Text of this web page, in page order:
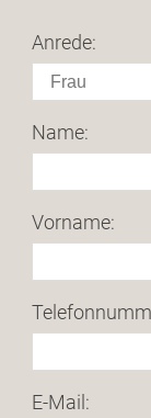
Anrede:
Name:
Vorname:
E-Mail: